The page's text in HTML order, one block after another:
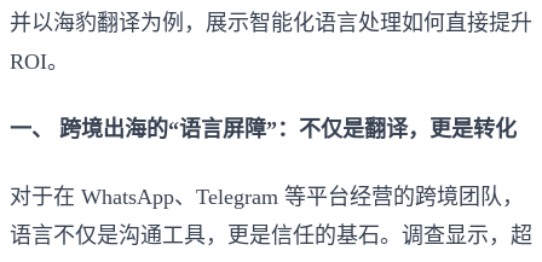
并以海豹翻译为例，展示智能化语言处理如何直接提升
ROI。
一、 跨境出海的“语言屏障”：不仅是翻译，更是转化
对于在 WhatsApp、Telegram 等平台经营的跨境团队，
语言不仅是沟通工具，更是信任的基石。调查显示，超